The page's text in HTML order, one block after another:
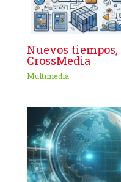
Nuevos
CrossMedia
Multimedia